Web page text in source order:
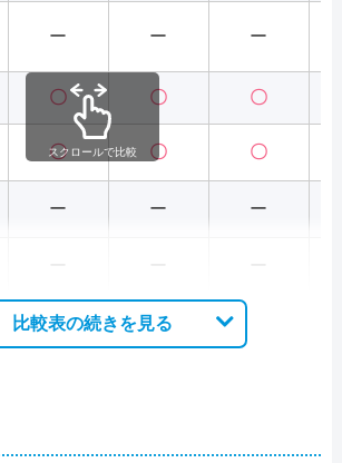
ー ー ー
〇 〇 〇
〇 〇 〇
ー ー ー
スクロールで比較
比較表の続きを見る